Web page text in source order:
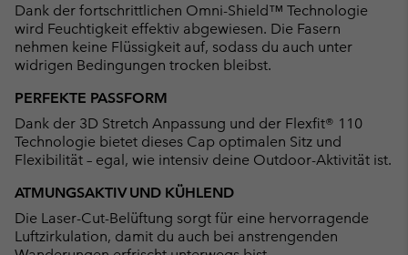
Dank der fortschrittlichen Omni-Shield™ Technologie
wird Feuchtigkeit effektiv abgewiesen. Die Fasern
nehmen keine Flüssigkeit auf, sodass du auch unter
widrigen Bedingungen trocken bleibst.
PERFEKTE PASSFORM
Dank der 3D Stretch Anpassung und der Flexfit® 110
Technologie bietet dieses Cap optimalen Sitz und
Flexibilität – egal, wie intensiv deine Outdoor-Aktivität ist.
ATMUNGSAKTIV UND KÜHLEND
Die Laser-Cut-Belüftung sorgt für eine hervorragende
Luftzirkulation, damit du auch bei anstrengenden